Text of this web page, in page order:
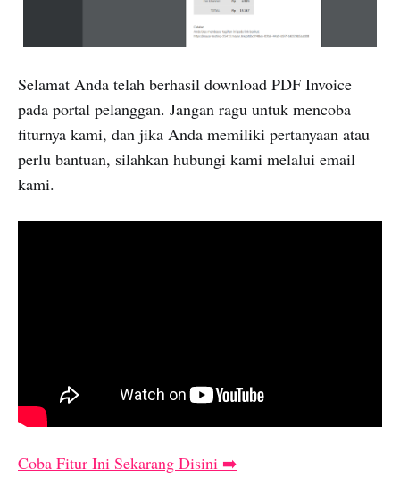
Selamat Anda telah berhasil download PDF Invoice
pada portal pelanggan. Jangan ragu untuk mencoba
fiturnya kami, dan jika Anda memiliki pertanyaan atau
perlu bantuan, silahkan hubungi kami melalui email
kami.
Coba Fitur Ini Sekarang Disini ➡️